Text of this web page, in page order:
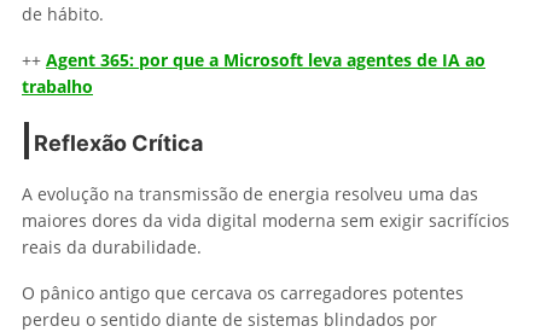
de hábito.
++ Agent 365: por que a Microsoft leva agentes de IA ao
trabalho
Reflexão Crítica
A evolução na transmissão de energia resolveu uma das
maiores dores da vida digital moderna sem exigir sacrifícios
reais da durabilidade.
O pânico antigo que cercava os carregadores potentes
perdeu o sentido diante de sistemas blindados por